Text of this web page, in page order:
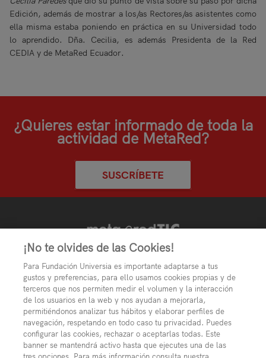
Edición, además de mostrar a los/as Rectores/as asistentes como
ella misma estaba poniendo en práctica en su Universidad todo
lo aprendido. Dña. Cecilia, es además Presidenta de la Red
CEDIA y de MetaRed Ecuador.
¿Quieres estar informado de toda la
actividad de MetaRed?
SUSCRÍBETE
© METARED - Con la colaboración de
y BANCO
SANTANDER
¡No te olvides de las Cookies!
Para Fundación Universia es importante adaptarse a tus
gustos y preferencias, para ello usamos cookies propias y de
terceros que nos permiten medir el volumen y la interacción
de los usuarios en la web y nos ayudan a mejorarla,
permitiéndonos analizar tus hábitos y elaborar perfiles de
navegación, respetando en todo caso tu privacidad. Puedes
configurar las cookies, rechazar o aceptarlas todas. Este
banner se mantendrá activo hasta que ejecutes una de las